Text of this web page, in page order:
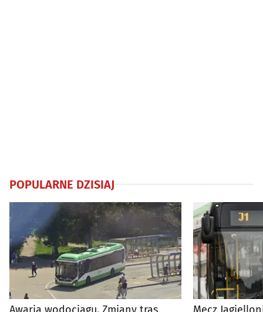
POPULARNE DZISIAJ
Awaria wodociągu. Zmiany tras Mecz